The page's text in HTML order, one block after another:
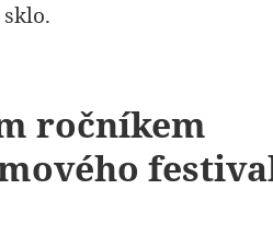
ročníkem